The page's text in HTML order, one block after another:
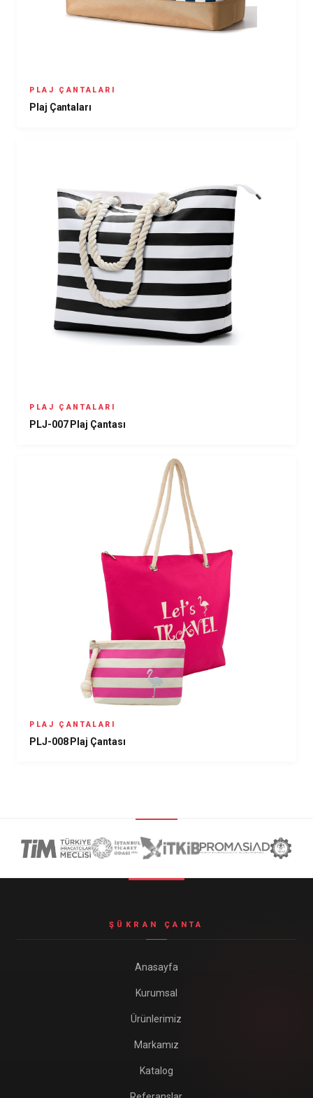
PLAJ ÇANTALARI
Plaj Çantaları
PLAJ ÇANTALARI
PLJ-007 Plaj Çantası
PLAJ ÇANTALARI
PLJ-008 Plaj Çantası
ŞÜKRAN ÇANTA
Anasayfa
Kurumsal
Ürünlerimiz
Markamız
Katalog